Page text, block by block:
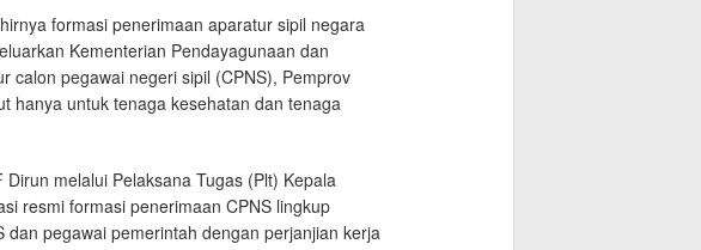
formasi penerimaan aparatur sipil negara
Kementerian Pendayagunaan dan
calon pegawai negeri sipil (CPNS), Pemprov
hanya untuk tenaga kesehatan dan tenaga
melalui Pelaksana Tugas (Plt) Kepala
resmi formasi penerimaan CPNS lingkup
pegawai pemerintah dengan perjanjian kerja